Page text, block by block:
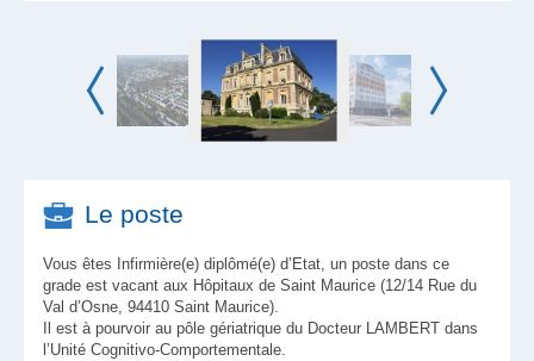
Le poste
Vous êtes Infirmière(e) diplômé(e) d’Etat, un poste dans ce
grade est vacant aux Hôpitaux de Saint Maurice (12/14 Rue du
Val d’Osne, 94410 Saint Maurice).
Il est à pourvoir au pôle gériatrique du Docteur LAMBERT dans
l’Unité Cognitivo-Comportementale.